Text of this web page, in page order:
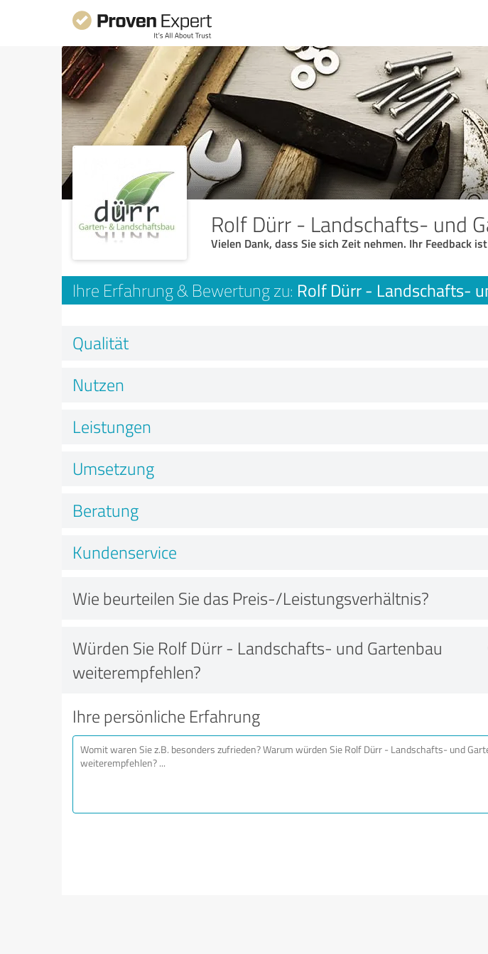
Rolf Dürr - Landschafts- und
Vielen Dank, dass Sie sich Zeit nehmen. Ihr Feedback
Ihre Erfahrung & Bewertung zu: Rolf Dürr - Landschafts-
Qualität
Nutzen
Leistungen
Umsetzung
Beratung
Kundenservice
Wie beurteilen Sie das Preis-/Leistungsverhältnis?
Würden Sie Rolf Dürr - Landschafts- und Gartenbau
weiterempfehlen?
Ihre persönliche Erfahrung